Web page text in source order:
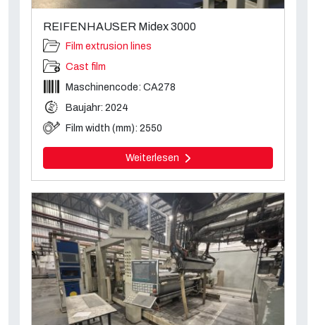
REIFENHAUSER Midex 3000
Film extrusion lines
Cast film
Maschinencode: CA278
Baujahr: 2024
Film width (mm): 2550
Weiterlesen